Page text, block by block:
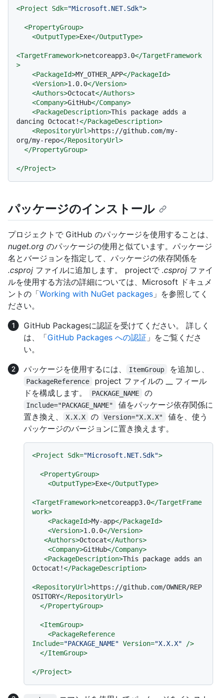
<Project Sdk="Microsoft.NET.Sdk">
<PropertyGroup>
<OutputType>Exe</OutputType>
<TargetFramework>netcoreapp3.0</TargetFramework
>
<PackageId>MY_OTHER_APP</PackageId>
<Version>1.0.0</Version>
<Authors>Octocat</Authors>
<Company>GitHub</Company>
<PackageDescription>This package adds a
dancing Octocat!</PackageDescription>
<RepositoryUrl>https://github.com/my-
org/my-repo</RepositoryUrl>
</PropertyGroup>
</Project>
パッケージのインストール
プロジェクトで GitHub のパッケージを使用することは、
nuget.org のパッケージの使用と似ています。パッケージ
名とバージョンを指定して、パッケージの依存関係を
.csproj ファイルに追加します。 projectで .csproj ファイ
ルを使用する方法の詳細については、Microsoft ドキュメ
ントの「Working with NuGet packages 」を参照してく
ださい。
GitHub Packagesに認証を受けてください。 詳しく
は、「GitHub Packages への認証 」をご覧くださ
い。
パッケージを使用するには、
ItemGroup を追加し、
PackageReference
project ファイルの __ フィール
ドを構成します。
PACKAGE_NAME の
Include="PACKAGE_NAME"
値をパッケージ依存関係に
置き換え、
X.X.X の Version="X.X.X"
値を、使う
パッケージのバージョンに置き換えます。
<Project Sdk="Microsoft.NET.Sdk">
<PropertyGroup>
<OutputType>Exe</OutputType>
<TargetFramework>netcoreapp3.0</TargetFrame
work>
<PackageId>My-app</PackageId>
<Version>1.0.0</Version>
<Authors>Octocat</Authors>
<Company>GitHub</Company>
<PackageDescription>This package adds an
Octocat!</PackageDescription>
<RepositoryUrl>https://github.com/OWNER/REP
OSITORY</RepositoryUrl>
</PropertyGroup>
<ItemGroup>
<PackageReference
Include="PACKAGE_NAME" Version="X.X.X" />
</ItemGroup>
</Project>